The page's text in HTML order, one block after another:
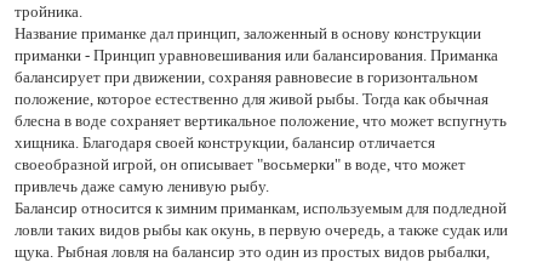
тройника.
Название приманке дал принцип, заложенный в основу конструкции
приманки - Принцип уравновешивания или балансирования. Приманка
балансирует при движении, сохраняя равновесие в горизонтальном
положение, которое естественно для живой рыбы. Тогда как обычная
блесна в воде сохраняет вертикальное положение, что может вспугнуть
хищника. Благодаря своей конструкции, балансир отличается
своеобразной игрой, он описывает "восьмерки" в воде, что может
привлечь даже самую ленивую рыбу.
Балансир относится к зимним приманкам, используемым для подледной
ловли таких видов рыбы как окунь, в первую очередь, а также судак или
щука. Рыбная ловля на балансир это один из простых видов рыбалки,